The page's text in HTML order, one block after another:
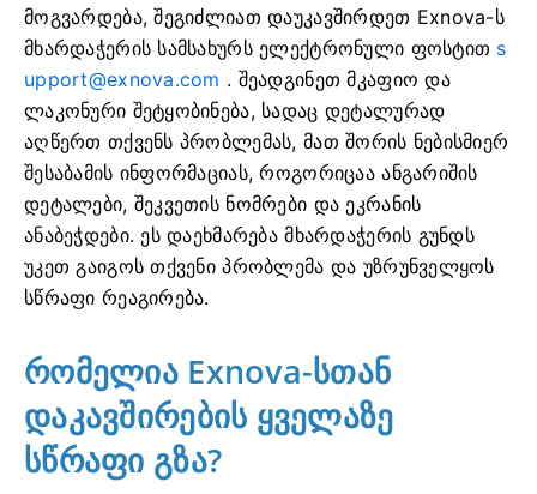
მოგვარდება, შეგიძლიათ დაუკავშირდეთ Exnova-ს
მხარდაჭერის სამსახურს ელექტრონული ფოსტით s
upport@exnova.com . შეადგინეთ მკაფიო და
ლაკონური შეტყობინება, სადაც დეტალურად
აღწერთ თქვენს პრობლემას, მათ შორის ნებისმიერ
შესაბამის ინფორმაციას, როგორიცაა ანგარიშის
დეტალები, შეკვეთის ნომრები და ეკრანის
ანაბეჭდები. ეს დაეხმარება მხარდაჭერის გუნდს
უკეთ გაიგოს თქვენი პრობლემა და უზრუნველყოს
სწრაფი რეაგირება.
რომელია Exnova-სთან
დაკავშირების ყველაზე
სწრაფი გზა?